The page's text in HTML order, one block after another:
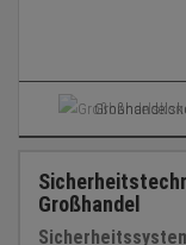
Großhandel